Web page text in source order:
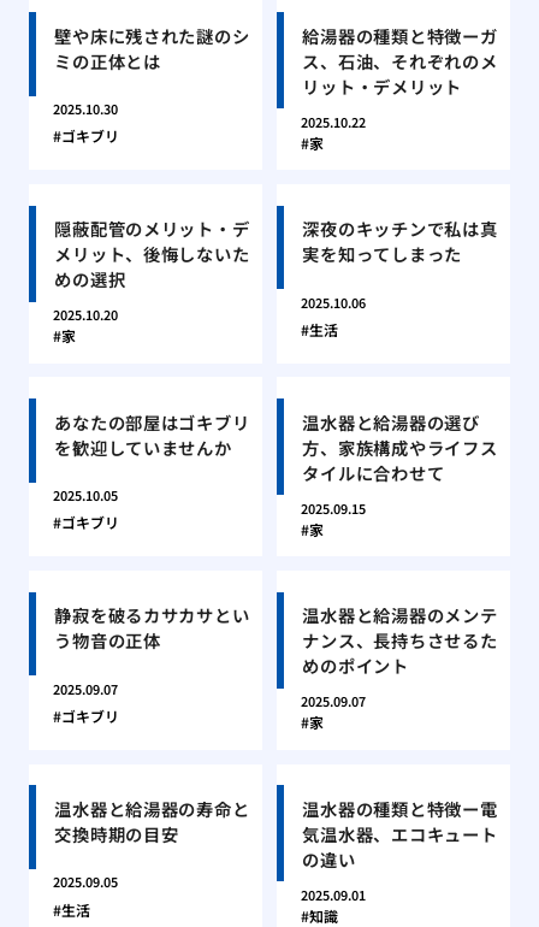
壁や床に残された謎のシ
ミの正体とは
2025.10.30
ゴキブリ
給湯器の種類と特徴ーガ
ス、石油、それぞれのメ
リット・デメリット
2025.10.22
家
隠蔽配管のメリット・デ
メリット、後悔しないた
めの選択
2025.10.20
家
深夜のキッチンで私は真
実を知ってしまった
2025.10.06
生活
あなたの部屋はゴキブリ
を歓迎していませんか
2025.10.05
ゴキブリ
温水器と給湯器の選び
方、家族構成やライフス
タイルに合わせて
2025.09.15
家
静寂を破るカサカサとい
う物音の正体
2025.09.07
ゴキブリ
温水器と給湯器のメンテ
ナンス、長持ちさせるた
めのポイント
2025.09.07
家
温水器と給湯器の寿命と
交換時期の目安
2025.09.05
生活
温水器の種類と特徴ー電
気温水器、エコキュート
の違い
2025.09.01
知識